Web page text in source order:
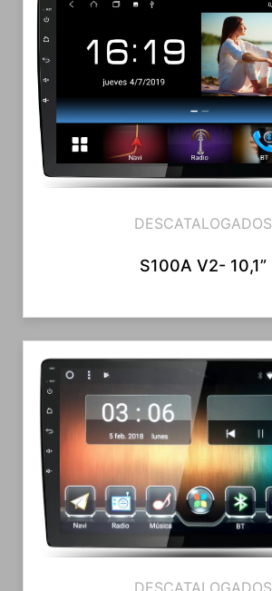
DESCATALOGADOS
S100A V2- 10,1”
DESCATALOGADOS